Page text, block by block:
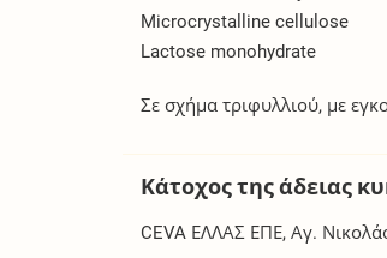
Microcrystalline cellulose
Lactose monohydrate
Σε σχήμα τριφυλλιού, με
Κάτοχος της άδειας
CEVA ΕΛΛΑΣ ΕΠΕ, Αγ.